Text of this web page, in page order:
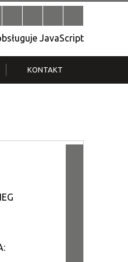
JavaScript
KONTAKT